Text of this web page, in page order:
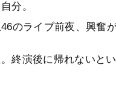
分。
のライブ前夜、興奮
終演後に帰れないと